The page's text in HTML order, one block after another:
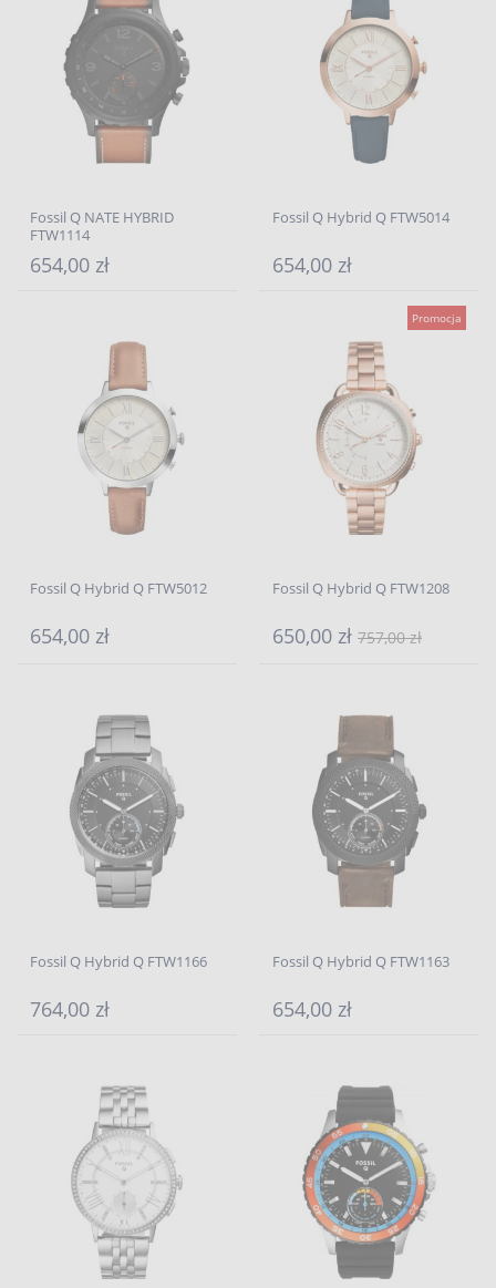
Fossil Q NATE HYBRID
FTW1114
654,00 zł
Fossil Q Hybrid Q FTW5014
654,00 zł
Fossil Q Hybrid Q FTW5012
654,00 zł
Promocja
Fossil Q Hybrid Q FTW1208
650,00 zł 757,00 zł
Fossil Q Hybrid Q FTW1166
764,00 zł
Fossil Q Hybrid Q FTW1163
654,00 zł